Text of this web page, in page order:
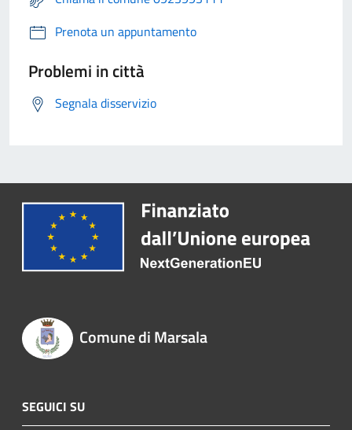
Prenota un appuntamento
Problemi in città
Segnala disservizio
Comune di Marsala
SEGUICI SU